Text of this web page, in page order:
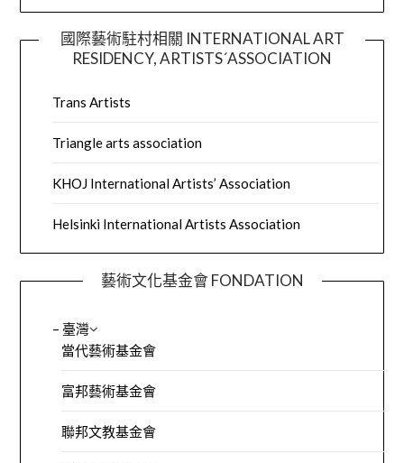
國際藝術駐村相關 INTERNATIONAL ART
RESIDENCY, ARTISTS´ASSOCIATION
Trans Artists
Triangle arts association
KHOJ International Artists’ Association
Helsinki International Artists Association
藝術文化基金會 FONDATION
– 臺灣
當代藝術基金會
富邦藝術基金會
聯邦文教基金會